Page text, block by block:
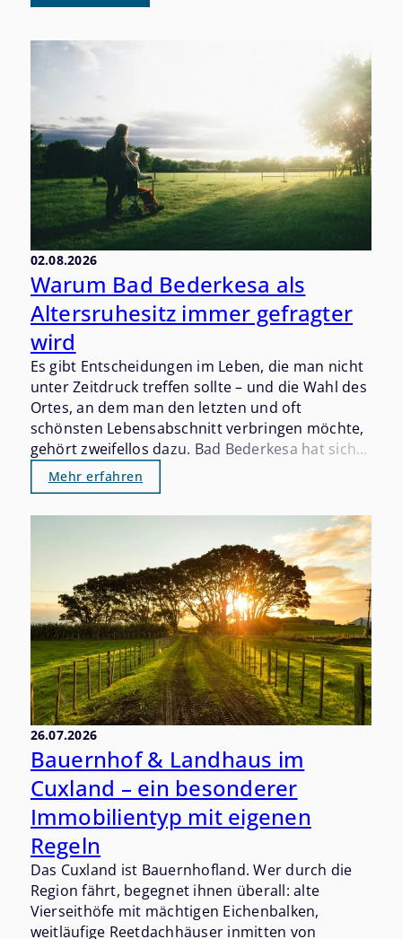
02.08.2026
Warum Bad Bederkesa als
Altersruhesitz immer gefragter
wird
Es gibt Entscheidungen im Leben, die man nicht
unter Zeitdruck treffen sollte – und die Wahl des
Ortes, an dem man den letzten und oft
schönsten Lebensabschnitt verbringen möchte,
gehört zweifellos dazu. Bad Bederkesa hat sich
in den vergangenen Jahren still und beständig
als einer der gefragtesten Altersruhesitze im
Landkreis Cuxhaven etabliert. Wer einmal hier
Mehr erfahren
26.07.2026
Bauernhof & Landhaus im
Cuxland – ein besonderer
Immobilientyp mit eigenen
Regeln
Das Cuxland ist Bauernhofland. Wer durch die
Region fährt, begegnet ihnen überall: alte
Vierseithöfe mit mächtigen Eichenbalken,
weitläufige Reetdachhäuser inmitten von